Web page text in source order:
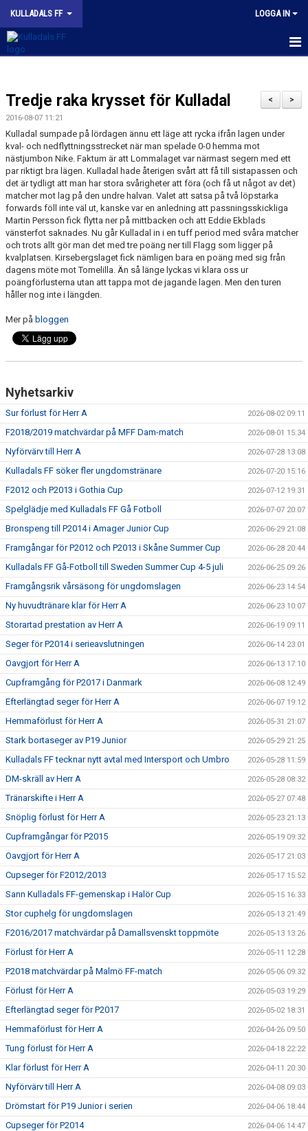
KULLADALS FF LOGGA IN
OM KLUBBEN
NYHETER
KONTAKT
INFORMATION MED POLICY
DOKUMENT
BILDGALLERI
MATCHER
PROFILKLÄDER
KFF INSTAGRAM
MEDLEM INTRESSEANMÄLAN
>
<
Tredje raka krysset för Kulladal
2016-08-07 11:21
Kulladal sumpade på lördagen ännu ett läge att rycka ifrån lagen under
kval- och nedflyttningsstrecket när man spelade 0-0 hemma mot
nästjumbon Nike. Faktum är att Lommalaget var närmast segern med ett
par riktigt bra lägen. Kulladal hade återigen svårt att få till sistapassen och
det är tydligt att man har stora svårigheter att föra (och få ut något av det)
matcher mot lag på den undre halvan. Valet att satsa på två löpstarka
forwards föll inte väl ut, kanske var en anledning att passningsskickliga
Martin Persson fick flytta ner på mittbacken och att Eddie Ekblads
vänsterfot saknades. Nu går Kulladal in i en tuff period med svåra matcher
och trots allt gör man det med tre poäng ner till Flagg som ligger på
kvalplatsen. Kirsebergslaget fick nämligen bara en poäng med sig från
dagens möte mot Tomelilla. Än så länge lyckas vi klara oss ur
poängförlusterna utan att tappa mot de jagande lagen. Men den turen
håller nog inte i längden.
Mer på bloggen
Nyhetsarkiv
Sur förlust för Herr A 2026-08-02 09:11
F2018/2019 matchvärdar på MFF Dam-match 2026-08-01 15:34
Nyförvärv till Herr A 2026-07-28 13:08
Kulladals FF söker fler ungdomstränare 2026-07-20 15:16
F2012 och P2013 i Gothia Cup 2026-07-12 19:31
Spelglädje med Kulladals FF Gå Fotboll 2026-07-07 20:07
Bronspeng till P2014 i Amager Junior Cup 2026-06-29 21:08
Framgångar för P2012 och P2013 i Skåne Summer Cup 2026-06-28 20:44
Kulladals FF Gå-Fotboll till Sweden Summer Cup 4-5 juli 2026-06-25 09:26
Framgångsrik vårsäsong för ungdomslagen 2026-06-23 14:54
Ny huvudtränare klar för Herr A 2026-06-23 10:07
Storartad prestation av Herr A 2026-06-19 09:11
Seger för P2014 i serieavslutningen 2026-06-14 23:01
Oavgjort för Herr A 2026-06-13 17:10
Cupframgång för P2017 i Danmark 2026-06-08 12:49
Efterlängtad seger för Herr A 2026-06-07 19:12
Hemmaförlust för Herr A 2026-05-31 21:07
Stark bortaseger av P19 Junior 2026-05-29 21:25
Kulladals FF tecknar nytt avtal med Intersport och Umbro 2026-05-28 11:59
DM-skräll av Herr A 2026-05-28 08:32
Tränarskifte i Herr A 2026-05-27 07:48
Snöplig förlust för Herr A 2026-05-23 21:13
Cupframgångar för P2015 2026-05-19 09:32
Oavgjort för Herr A 2026-05-17 21:03
Cupseger för F2012/2013 2026-05-17 15:52
Sann Kulladals FF-gemenskap i Halör Cup 2026-05-15 16:33
Stor cuphelg för ungdomslagen 2026-05-13 21:49
F2016/2017 matchvärdar på Damallsvenskt toppmöte 2026-05-13 13:26
Förlust för Herr A 2026-05-11 12:28
P2018 matchvärdar på Malmö FF-match 2026-05-06 09:32
Förlust för Herr A 2026-05-03 19:29
Efterlängtad seger för P2017 2026-05-02 18:31
Hemmaförlust för Herr A 2026-04-26 09:50
Tung förlust för Herr A 2026-04-18 22:22
Klar förlust för Herr A 2026-04-11 20:30
Nyförvärv till Herr A 2026-04-08 09:03
Drömstart för P19 Junior i serien 2026-04-06 18:44
Cupseger för P2014 2026-04-06 14:47